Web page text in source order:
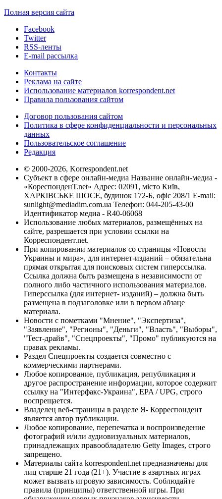
Полная версия сайта
Facebook
Twitter
RSS-ленты
E-mail рассылка
Контакты
Реклама на сайте
Использование материалов korrespondent.net
Правила пользования сайтом
Договор пользования сайтом
Политика в сфере конфиденциальности и персональных
данных
Пользовательское соглашение
Редакция
© 2000-2026, Korrespondent.net
Субъект в сфере онлайн-медиа Название онлайн-медиа -
«КореспонденТ.net» Адрес: 02091, місто Київ,
ХАРКІВСЬКЕ ШОСЕ, будинок 172-Б, офіс 208/1 E-mail:
sunlight@mediadim.com.ua Телефон: 044-205-43-00
Идентификатор медиа - R40-06068
Использование любых материалов, размещённых на
сайте, разрешается при условии ссылки на
Корреспондент.net.
При копировании материалов со страницы «Новости
Украины и мира», для интернет-изданий – обязательна
прямая открытая для поисковых систем гиперссылка.
Ссылка должна быть размещена в независимости от
полного либо частичного использования материалов.
Гиперссылка (для интернет- изданий) – должна быть
размещена в подзаголовке или в первом абзаце
материала.
Новости с пометками "Мнение", "Экспертиза",
"Заявление", "Регионы", "Деньги", "Власть", "Выборы",
"Тест-драйв", "Спецпроекты", "Промо" публикуются на
правах рекламы.
Раздел Спецпроекты создается совместно с
коммерческими партнерами.
Любое копирование, публикация, републикация и
другое распространение информации, которое содержит
ссылку на "Интерфакс-Украина", EPA / UPG, строго
воспрещается.
Владелец веб-страницы в разделе Я- Корреспондент
является автор публикации.
Любое копирование, перепечатка и воспроизведение
фотографий и/или аудиовизуальных материалов,
принадлежащих правообладателю Getty Images, строго
запрещено.
Материалы сайта korrespondent.net предназначены для
лиц старше 21 года (21+). Участие в азартных играх
может вызвать игровую зависимость. Соблюдайте
правила (принципы) ответственной игры. При